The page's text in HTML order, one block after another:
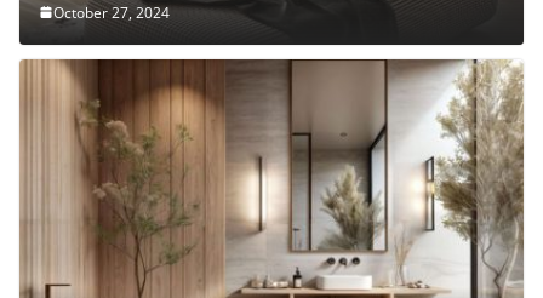
October 27, 2024